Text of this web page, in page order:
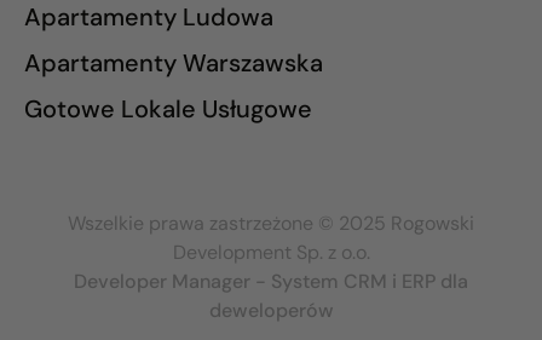
Apartamenty Ludowa
Apartamenty Warszawska
Gotowe Lokale Usługowe
Wszelkie prawa zastrzeżone © 2025 Rogowski
Development Sp. z o.o.
Developer Manager - System CRM i ERP dla
deweloperów